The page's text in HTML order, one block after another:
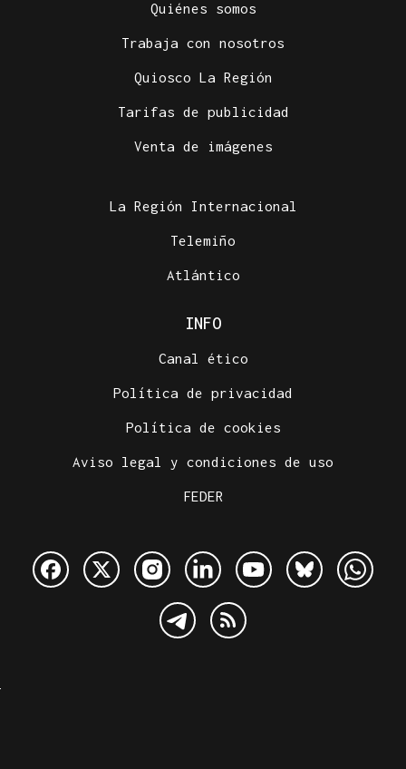
Quiénes somos
Trabaja con nosotros
Quiosco La Región
Tarifas de publicidad
Venta de imágenes
La Región Internacional
Telemiño
Atlántico
INFO
Canal ético
Política de privacidad
Política de cookies
Aviso legal y condiciones de uso
FEDER